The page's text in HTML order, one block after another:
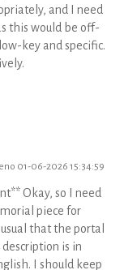
and I need
this would be off-
key and specific.
01-06-2026 15:34:59
Okay, so I need
piece for
that the portal
is in
I should keep